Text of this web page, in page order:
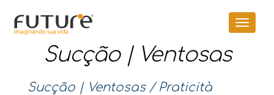
Toggle
Sucção | Ventosas
Sucção | Ventosas/ Praticità